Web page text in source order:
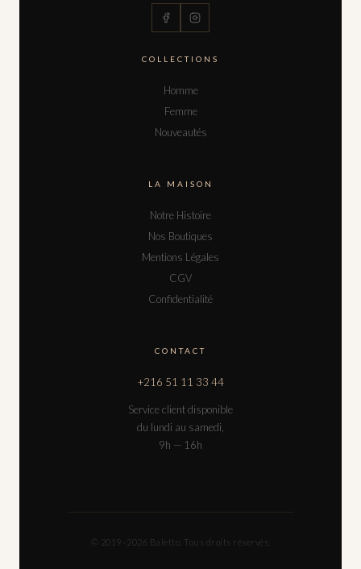
COLLECTIONS
Homme
Femme
Nouveautés
LA MAISON
Notre Histoire
Nos Boutiques
Mentions Légales
CGV
Confidentialité
CONTACT
+216 51 11 33 44
Service client disponible
du lundi au samedi,
9h — 16h
© 2019–2026 Baletto. Tous droits réservés.